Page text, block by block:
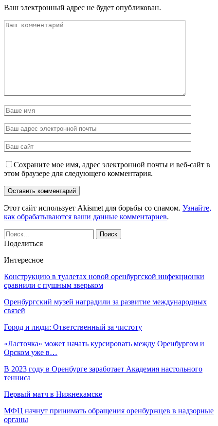
Ваш электронный адрес не будет опубликован.
Сохраните мое имя, адрес электронной почты и веб-сайт в
этом браузере для следующего комментария.
Этот сайт использует Akismet для борьбы со спамом. Узнайте,
как обрабатываются ваши данные комментариев.
Поделиться
Интересное
Конструкцию в туалетах новой оренбургской инфекционки
сравнили с пушным зверьком
Оренбургский музей наградили за развитие международных
связей
Город и люди: Ответственный за чистоту
«Ласточка» может начать курсировать между Оренбургом и
Орском уже в…
В 2023 году в Оренбурге заработает Академия настольного
тенниса
Первый матч в Нижнекамске
МФЦ начнут принимать обращения оренбуржцев в надзорные
органы